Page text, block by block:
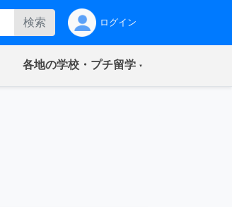
検索 ログイン
各地の学校・プチ留学(current)